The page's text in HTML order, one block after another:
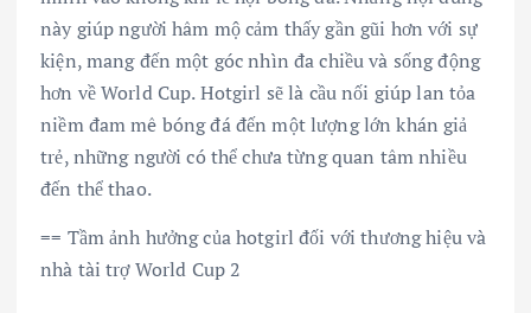
này giúp người hâm mộ cảm thấy gần gũi hơn với sự
kiện, mang đến một góc nhìn đa chiều và sống động
hơn về World Cup. Hotgirl sẽ là cầu nối giúp lan tỏa
niềm đam mê bóng đá đến một lượng lớn khán giả
trẻ, những người có thể chưa từng quan tâm nhiều
đến thể thao.
== Tầm ảnh hưởng của hotgirl đối với thương hiệu và
nhà tài trợ World Cup 2